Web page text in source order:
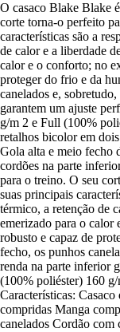
O casaco Blake Blake
corte torna-o perfeito
características são a
de calor e a liberdade
calor e o conforto; no
proteger do frio e da
canelados e,
garantem um ajuste
g/m 2 e Full (100%
retalhos bicolor em
Gola alta e meio fecho
cordões na parte
para o treino. O seu
suas principais
térmico, a retenção de
emerizado para o calor
robusto e capaz de
fecho, os punhos
renda na parte inferior
(100% poliéster) 160
Características:
compridas Manga
canelados Cordão com